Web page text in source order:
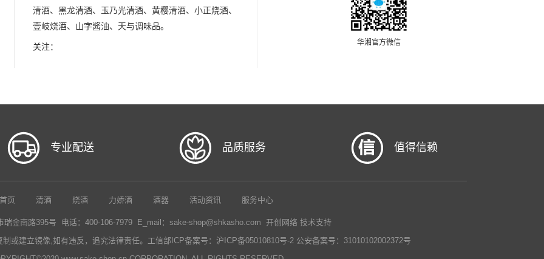
清酒、黑龙清酒、玉乃光清酒、黄樱清酒、小正烧酒、
壹岐烧酒、山字酱油、天与调味品。
关注： 华湘官方微信
专业配送 品质服务 值得信赖
页 清酒 烧酒 力娇酒 酒器 活动资讯 服务中心
瑞金南路395号 电话：400-106-7979 E_mail：sake-shop@shkasho.com 开创网络技术支持
或建立镜像,如有违反，追究法律责任。 工信部ICP备案号：沪ICP备05010810号-2 公安备案号：31010102002372号